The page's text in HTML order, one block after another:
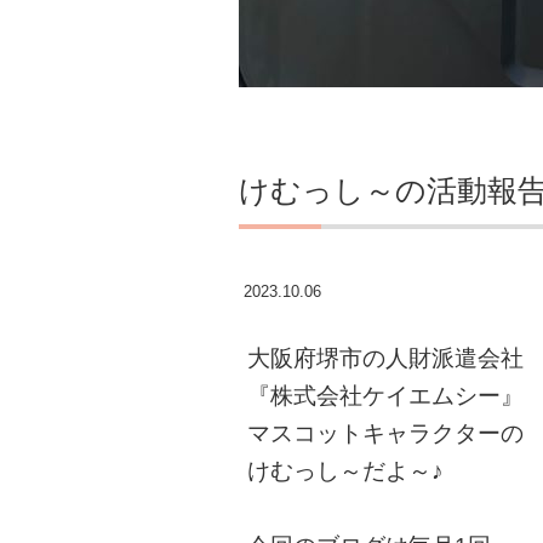
けむっし～の活動報
2023.10.06
大阪府堺市の人財派遣会社
『株式会社ケイエムシー』
マスコットキャラクターの
けむっし～だよ～♪